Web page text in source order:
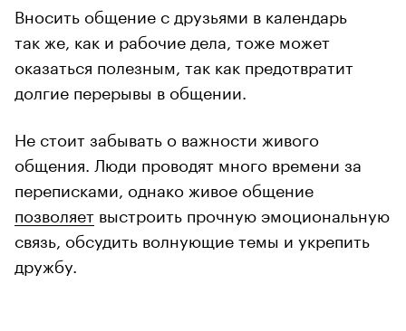
Вносить общение с друзьями в календарь
так же, как и рабочие дела, тоже может
оказаться полезным, так как предотвратит
долгие перерывы в общении.
Не стоит забывать о важности живого
общения. Люди проводят много времени за
переписками, однако живое общение
позволяет выстроить прочную эмоциональную
связь, обсудить волнующие темы и укрепить
дружбу.